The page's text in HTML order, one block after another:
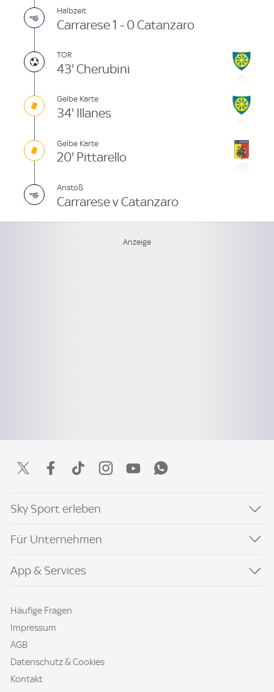
Halbzeit
Carrarese 1 - 0 Catanzaro
TOR
43' Cherubini
Gelbe Karte
34' Illanes
Gelbe Karte
20' Pittarello
Anstoß
Carrarese v Catanzaro
Sky Sport erleben
Für Unternehmen
App & Services
Häufige Fragen
Impressum
AGB
Datenschutz & Cookies
Kontakt